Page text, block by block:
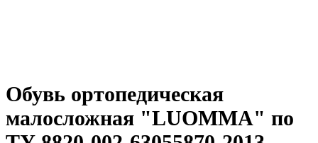
Обувь ортопедическая
малосложная "LUOMMA" по